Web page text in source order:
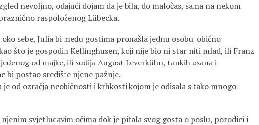
nevoljno, odajući dojam da je bila, do maločas, sama na nekom
raspoloženog Lübecka.
sebe, Julia bi među gostima pronašla jednu osobu, obično
što je gospodin Kellinghusen, koji nije bio ni star niti mlad, ili Franz
od majke, ili sudija August Leverkühn, tankih usana i
bi postao središte njene pažnje.
ozračja neobičnosti i krhkosti kojom je odisala s tako mnogo
svjetlucavim očima dok je pitala svog gosta o poslu, porodici i